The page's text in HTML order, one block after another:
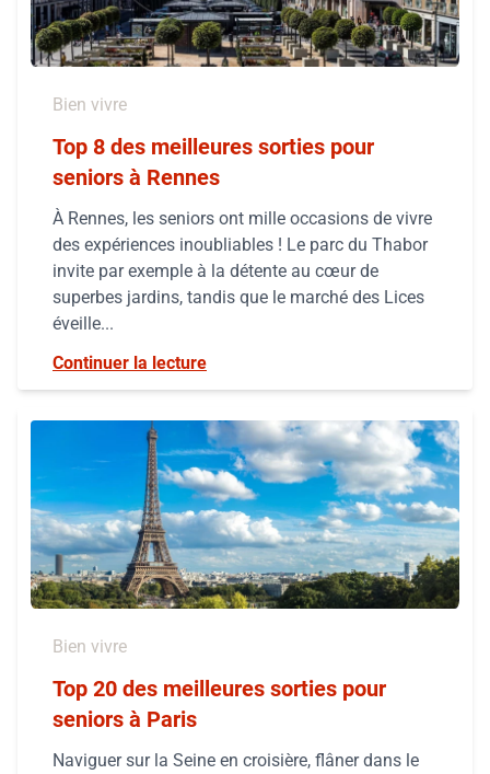
Bien vivre
Top 8 des meilleures sorties pour
seniors à Rennes
À Rennes, les seniors ont mille occasions de vivre
des expériences inoubliables ! Le parc du Thabor
invite par exemple à la détente au cœur de
superbes jardins, tandis que le marché des Lices
éveille...
Continuer la lecture
Bien vivre
Top 20 des meilleures sorties pour
seniors à Paris
Naviguer sur la Seine en croisière, flâner dans le